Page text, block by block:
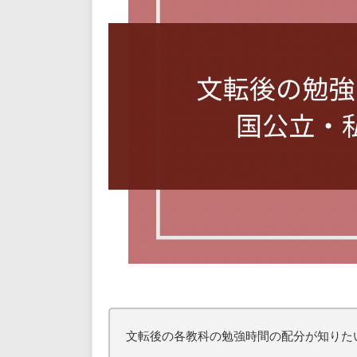
文転後の各教科の勉強時間の配分が知りた